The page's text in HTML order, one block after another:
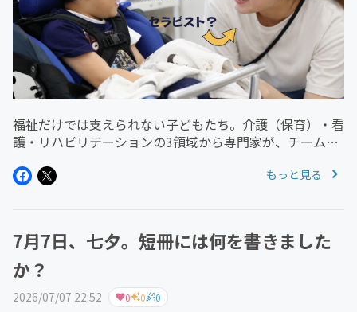
福祉だけでは支えられない子どもたち。介護（保育）・看
護・リハビリテーションの3領域から専門家が、チームと
す。第5回ZoomLiveでは「施設内における多職種連携」
もっと見る
7月7日、七夕。短冊には何を書きました
か？
2026/07/07 22:52 0 0 0